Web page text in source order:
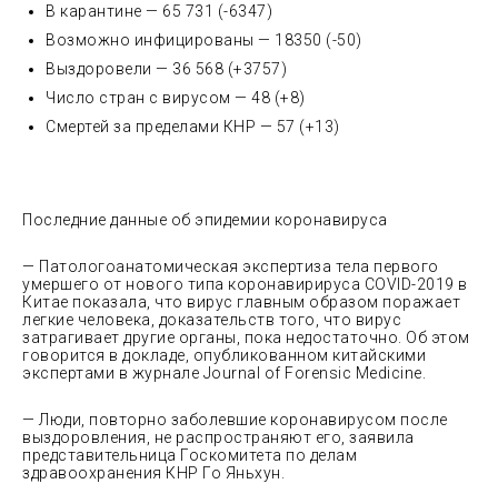
В карантине — 65 731 (-6347)
Возможно инфицированы — 18350 (-50)
Выздоровели — 36 568 (+3757)
Число стран с вирусом — 48 (+8)
Смертей за пределами КНР — 57 (+13)
Последние данные об эпидемии коронавируса
— Патологоанатомическая экспертиза тела первого
умершего от нового типа коронавирируса COVID-2019 в
Китае показала, что вирус главным образом поражает
легкие человека, доказательств того, что вирус
затрагивает другие органы, пока недостаточно. Об этом
говорится в докладе, опубликованном китайскими
экспертами в журнале Journal of Forensic Medicine.
— Люди, повторно заболевшие коронавирусом после
выздоровления, не распространяют его, заявила
представительница Госкомитета по делам
здравоохранения КНР Го Яньхун.